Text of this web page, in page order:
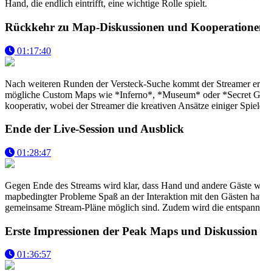
Hand, die endlich eintrifft, eine wichtige Rolle spielt.
Rückkehr zu Map-Diskussionen und
01:17:40
Nach weiteren Runden der Versteck-Suche kommt der
mögliche Custom Maps wie *Inferno*, *Museum* oder *Secret
kooperativ, wobei der Streamer die kreativen Ansätze einiger
Ende der Live-Session und Ausblick
01:28:47
Gegen Ende des Streams wird klar, dass Hand und andere
mapbedingter Probleme Spaß an der Interaktion mit den Gästen
gemeinsame Stream-Pläne möglich sind. Zudem wird die
Erste Impressionen der Peak Maps und
01:36:57